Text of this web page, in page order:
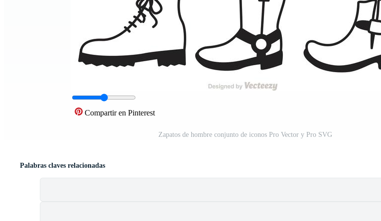
Compartir en Pinterest
Zapatos de hombre conjunto de iconos Pro Vector y Pro SVG
Palabras claves relacionadas